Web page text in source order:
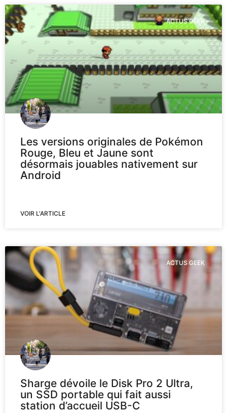
ACTUS GEEK
Les versions originales de Pokémon
Rouge, Bleu et Jaune sont
désormais jouables nativement sur
Android
VOIR L'ARTICLE
ACTUS GEEK
Sharge dévoile le Disk Pro 2 Ultra,
un SSD portable qui fait aussi
station d’accueil USB-C